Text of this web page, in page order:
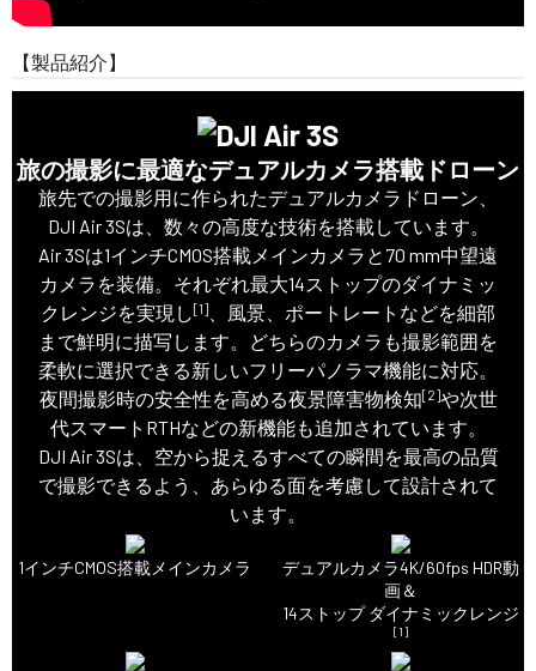
【製品紹介】
旅の撮影に最適なデュアルカメラ搭載ドローン
旅先での撮影用に作られたデュアルカメラドローン、
DJI Air 3Sは、数々の高度な技術を搭載しています。
Air 3Sは1インチCMOS搭載メインカメラと70 mm中望遠
カメラを装備。それぞれ最大14ストップのダイナミッ
クレンジを実現し[1]
、風景、ポートレートなどを細部
まで鮮明に描写します。どちらのカメラも撮影範囲を
柔軟に選択できる新しいフリーパノラマ機能に対応。
夜間撮影時の安全性を高める夜景障害物検知[2]や次世
代スマートRTHなどの新機能も追加されています。
DJI Air 3Sは、空から捉えるすべての瞬間を最高の品質
で撮影できるよう、あらゆる面を考慮して設計されて
います。
1インチCMOS搭載メインカメラ
デュアルカメラ4K/60fps HDR動
画＆
14ストップ ダイナミックレンジ
[1]